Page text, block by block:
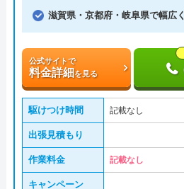
滋賀県・京都府・岐阜県で幅広
公式サイトで
料金詳細を見る
駆けつけ時間 記載なし
出張見積もり
作業料金 記載なし
キャンペーン